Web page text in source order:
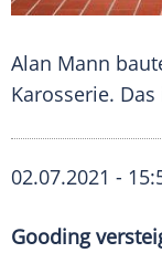
Alan Mann
Karosserie.
02.07.2021 -
Gooding